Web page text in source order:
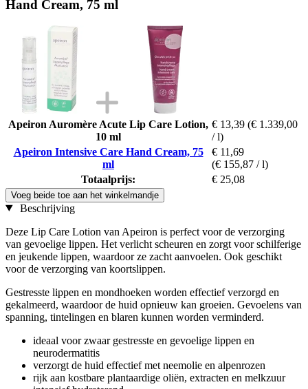
Hand Cream, 75 ml
Apeiron Auromère Acute Lip Care Lotion,
10 ml
€ 13,39 (€ 1.339,00
/ l)
Apeiron Intensive Care Hand Cream, 75
ml
€ 11,69
(€ 155,87 / l)
Totaalprijs:
€ 25,08
Voeg beide toe aan het winkelmandje
Beschrijving
Deze Lip Care Lotion van Apeiron is perfect voor de verzorging
van gevoelige lippen. Het verlicht scheuren en zorgt voor schilferige
en jeukende lippen, waardoor ze zacht aanvoelen. Ook geschikt
voor de verzorging van koortslippen.
Gestresste lippen en mondhoeken worden effectief verzorgd en
gekalmeerd, waardoor de huid opnieuw kan groeien. Gevoelens van
spanning, tintelingen en blaren kunnen worden verminderd.
ideaal voor zwaar gestresste en gevoelige lippen en
neurodermatitis
verzorgt de huid effectief met neemolie en alpenrozen
rijk aan kostbare plantaardige oliën, extracten en melkzuur